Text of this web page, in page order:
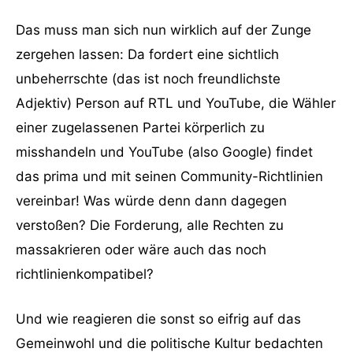
Das muss man sich nun wirklich auf der Zunge
zergehen lassen: Da fordert eine sichtlich
unbeherrschte (das ist noch freundlichste
Adjektiv) Person auf RTL und YouTube, die Wähler
einer zugelassenen Partei körperlich zu
misshandeln und YouTube (also Google) findet
das prima und mit seinen Community-Richtlinien
vereinbar! Was würde denn dann dagegen
verstoßen? Die Forderung, alle Rechten zu
massakrieren oder wäre auch das noch
richtlinienkompatibel?
Und wie reagieren die sonst so eifrig auf das
Gemeinwohl und die politische Kultur bedachten